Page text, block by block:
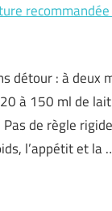
détour : à deux
à 150 ml de
de règle
l’appétit et la